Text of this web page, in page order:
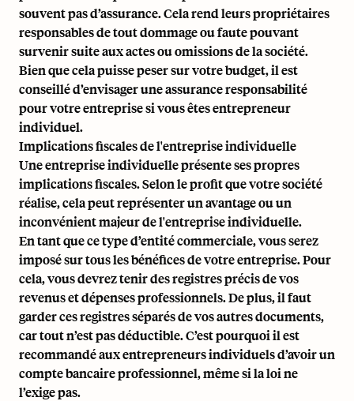
souvent pas d’assurance. Cela rend leurs propriétaires
responsables de tout dommage ou faute pouvant
survenir suite aux actes ou omissions de la société.
Bien que cela puisse peser sur votre budget, il est
conseillé d’envisager une assurance responsabilité
pour votre entreprise si vous êtes entrepreneur
individuel.
Implications fiscales de l'entreprise individuelle
Une entreprise individuelle présente ses propres
implications fiscales. Selon le profit que votre société
réalise, cela peut représenter un avantage ou un
inconvénient majeur de l'entreprise individuelle.
En tant que ce type d’entité commerciale, vous serez
imposé sur tous les bénéfices de votre entreprise. Pour
cela, vous devrez tenir des registres précis de vos
revenus et dépenses professionnels. De plus, il faut
garder ces registres séparés de vos autres documents,
car tout n’est pas déductible. C’est pourquoi il est
recommandé aux entrepreneurs individuels d’avoir un
compte bancaire professionnel, même si la loi ne
l’exige pas.